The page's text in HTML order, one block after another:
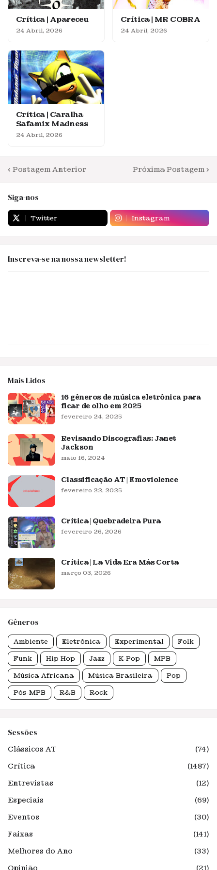
Crítica | Apareceu
24 Abril, 2026
Crítica | MR COBRA
24 Abril, 2026
Crítica | Caralha
Safamix Madness
24 Abril, 2026
Postagem Anterior Próxima Postagem
Siga-nos
Twitter Instagram
Inscreva-se na nossa newsletter!
Mais Lidos
16 gêneros de música eletrônica para
ficar de olho em 2025
fevereiro 24, 2025
Revisando Discografias: Janet
Jackson
maio 16, 2024
Classificação AT | Emoviolence
fevereiro 22, 2025
Crítica | Quebradeira Pura
fevereiro 26, 2026
Crítica | La Vida Era Más Corta
março 03, 2026
Gêneros
Ambiente Eletrônica Experimental Folk
Funk Hip Hop Jazz K-Pop MPB
Música Africana Música Brasileira Pop
Pós-MPB R&B Rock
Sessões
Clássicos AT
(74)
Crítica
(1487)
Entrevistas
(12)
Especiais
(69)
Eventos
(30)
Faixas
(141)
Melhores do Ano
(33)
Opinião
(21)